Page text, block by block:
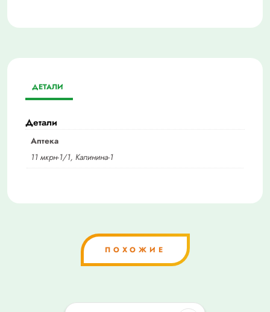
ДЕТАЛИ
Детали
Аптека
11 мкрн-1/1, Калинина-1
ПОХОЖИЕ